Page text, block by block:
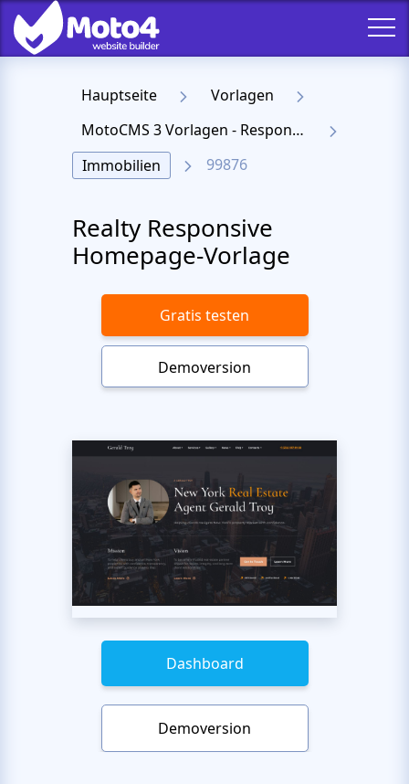
Hauptseite
Vorlagen
MotoCMS 3 Vorlagen - Responsive Templates für Website
Immobilien
99876
Realty Responsive
Homepage-Vorlage
Gratis testen
Demoversion
Dashboard
Demoversion